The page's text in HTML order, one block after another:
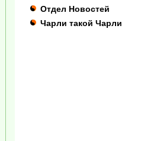
Отдел Новостей
Чарли такой Чарли